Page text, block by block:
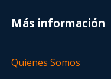
Más información
Quienes Somos